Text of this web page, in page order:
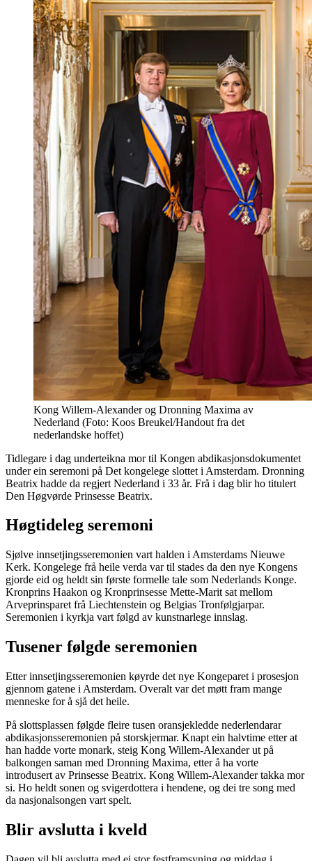
Kong Willem-Alexander og Dronning Maxima av
Nederland (Foto: Koos Breukel/Handout fra det
nederlandske hoffet)
Tidlegare i dag underteikna mor til Kongen abdikasjonsdokumentet
under ein seremoni på Det kongelege slottet i Amsterdam. Dronning
Beatrix hadde da regjert Nederland i 33 år. Frå i dag blir ho titulert
Den Høgvørde Prinsesse Beatrix.
Høgtideleg seremoni
Sjølve innsetjingsseremonien vart halden i Amsterdams Nieuwe
Kerk. Kongelege frå heile verda var til stades da den nye Kongens
gjorde eid og heldt sin første formelle tale som Nederlands Konge.
Kronprins Haakon og Kronprinsesse Mette-Marit sat mellom
Arveprinsparet frå Liechtenstein og Belgias Tronfølgjarpar.
Seremonien i kyrkja vart følgd av kunstnarlege innslag.
Tusener følgde seremonien
Etter innsetjingsseremonien køyrde det nye Kongeparet i prosesjon
gjennom gatene i Amsterdam. Overalt var det møtt fram mange
menneske for å sjå det heile.
På slottsplassen følgde fleire tusen oransjekledde nederlendarar
abdikasjonsseremonien på storskjermar. Knapt ein halvtime etter at
han hadde vorte monark, steig Kong Willem-Alexander ut på
balkongen saman med Dronning Maxima, etter å ha vorte
introdusert av Prinsesse Beatrix. Kong Willem-Alexander takka mor
si. Ho heldt sonen og svigerdottera i hendene, og dei tre song med
da nasjonalsongen vart spelt.
Blir avslutta i kveld